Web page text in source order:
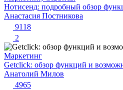
Нотисенд: подробный обзор
Анастасия Постникова
9118
2
Маркетинг
Getclick: обзор функций и
Анатолий Милов
4965